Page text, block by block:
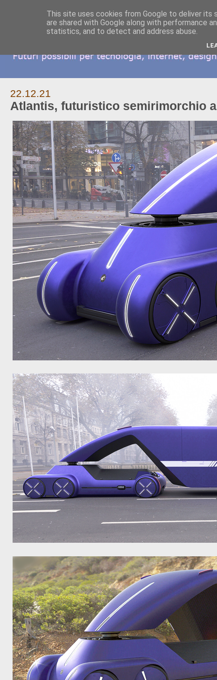
22.12.21
Atlantis, futuristico semirimorchio
This site uses cookies from Google to deliver its
are shared with Google along with performance
statistics, and to detect and address abuse.